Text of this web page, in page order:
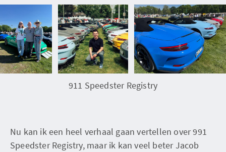
911 Speedster Registry
Nu kan ik een heel verhaal gaan vertellen over 991
Speedster Registry, maar ik kan veel beter Jacob